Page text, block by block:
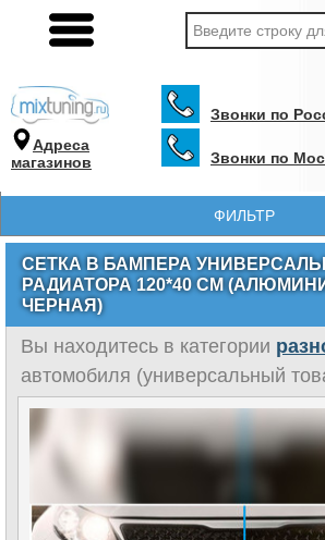
Адреса
магазинов
Звонки по
Звонки по
ФИЛЬТР
СЕТКА В БАМПЕРА
РАДИАТОРА 120*40 СМ
ЧЕРНАЯ)
Вы находитесь в категории
автомобиля (универсальный